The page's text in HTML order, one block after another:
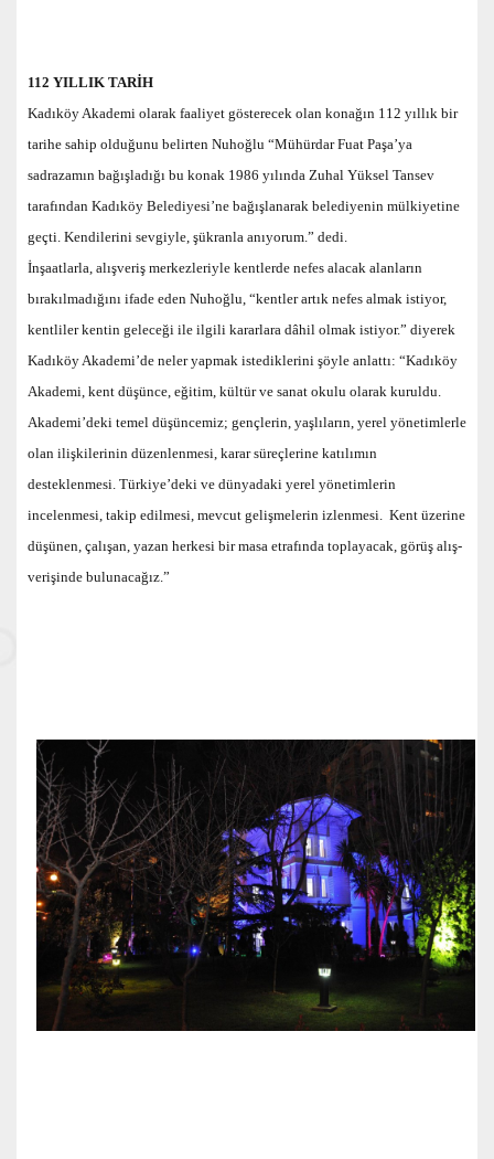
112 YILLIK TARİH
Kadıköy Akademi olarak faaliyet gösterecek olan konağın 112 yıllık bir
tarihe sahip olduğunu belirten Nuhoğlu “Mühürdar Fuat Paşa’ya
sadrazamın bağışladığı bu konak 1986 yılında Zuhal Yüksel Tansev
tarafından Kadıköy Belediyesi’ne bağışlanarak belediyenin mülkiyetine
geçti. Kendilerini sevgiyle, şükranla anıyorum.” dedi.
İnşaatlarla, alışveriş merkezleriyle kentlerde nefes alacak alanların
bırakılmadığını ifade eden Nuhoğlu, “kentler artık nefes almak istiyor,
kentliler kentin geleceği ile ilgili kararlara dâhil olmak istiyor.” diyerek
Kadıköy Akademi’de neler yapmak istediklerini şöyle anlattı: “Kadıköy
Akademi, kent düşünce, eğitim, kültür ve sanat okulu olarak kuruldu.
Akademi’deki temel düşüncemiz; gençlerin, yaşlıların, yerel yönetimlerle
olan ilişkilerinin düzenlenmesi, karar süreçlerine katılımın
desteklenmesi. Türkiye’deki ve dünyadaki yerel yönetimlerin
incelenmesi, takip edilmesi, mevcut gelişmelerin izlenmesi. Kent üzerine
düşünen, çalışan, yazan herkesi bir masa etrafında toplayacak, görüş alış-
verişinde bulunacağız.”